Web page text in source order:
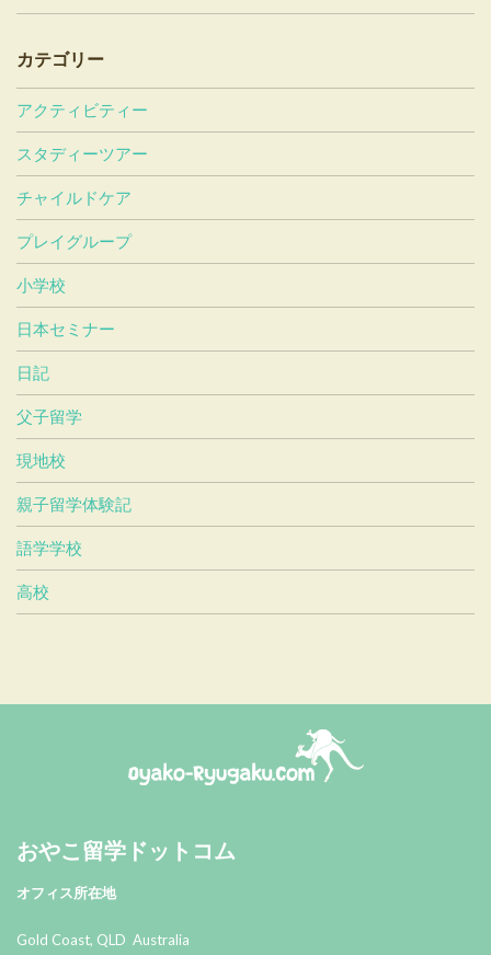
カテゴリー
アクティビティー
スタディーツアー
チャイルドケア
プレイグループ
小学校
日本セミナー
日記
父子留学
現地校
親子留学体験記
語学学校
高校
おやこ留学ドットコム
オフィス所在地
Gold Coast, QLD Australia